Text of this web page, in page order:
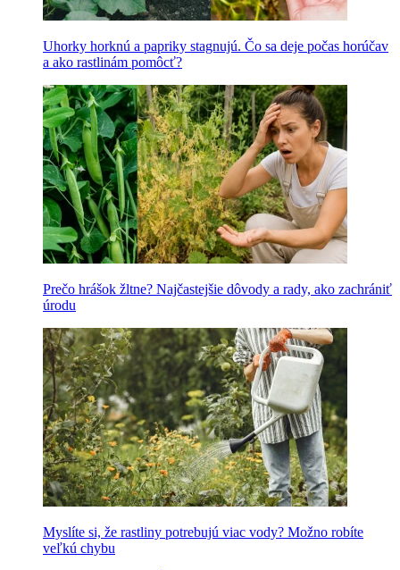
Uhorky horknú a papriky stagnujú. Čo sa deje počas horúčav
a ako rastlinám pomôcť?
Prečo hrášok žltne? Najčastejšie dôvody a rady, ako zachrániť
úrodu
Myslíte si, že rastliny potrebujú viac vody? Možno robíte
veľkú chybu